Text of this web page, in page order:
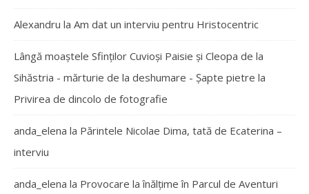
Alexandru la Am dat un interviu pentru Hristocentric
Lângă moaștele Sfinților Cuvioși Paisie și Cleopa de la
Sihăstria - mărturie de la deshumare - Şapte pietre la
Privirea de dincolo de fotografie
anda_elena la Părintele Nicolae Dima, tată de Ecaterina –
interviu
anda_elena la Provocare la înălțime în Parcul de Aventuri